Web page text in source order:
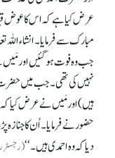
عرض کیا ہے کہ اس کا عوض
مبارک سے فرمایا۔ انشاء
جب وہ فوت ہو گئیں اور مَیں
ہیں) اور مَیں نے عرض کیا کہ
حضور نے فرمایا۔ اُن کا
دیا کہ وہ احمدی ہیں۔‘‘